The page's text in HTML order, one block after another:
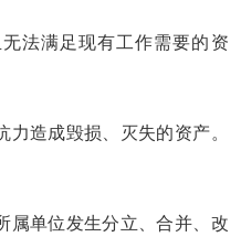
法满足现有工作需要的资
力造成毁损、灭失的资产。
属单位发生分立、合并、改